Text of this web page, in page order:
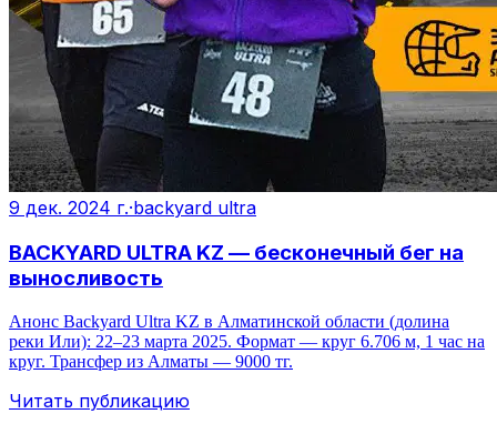
9 дек. 2024 г.·backyard ultra
BACKYARD ULTRA KZ — бесконечный бег на
выносливость
Анонс Backyard Ultra KZ в Алматинской области (долина
реки Или): 22–23 марта 2025. Формат — круг 6.706 м, 1 час на
круг. Трансфер из Алматы — 9000 тг.
Читать публикацию